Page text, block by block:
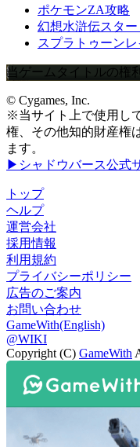
ポケモンZA攻略
幻想水滸伝スタ
スプラトゥーン
当ゲームタイトルの権
© Cygames, Inc.
※当サイト上で使用し
権、その他知的財産権
ます。
▶シャドウバース公式
トップ
ヘルプ
運営会社
採用情報
利用規約
プライバシーポリシー
広告のご案内
お問い合わせ
GameWith(English)
@WIKI
Copyright (C) GameWith